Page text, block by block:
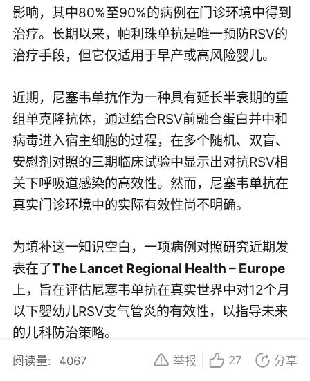
影响，其中80%至90%的病例在门诊环境中得到
治疗。长期以来，帕利珠单抗是唯一预防RSV的
治疗手段，但它仅适用于早产或高风险婴儿。
近期，尼塞韦单抗作为一种具有延长半衰期的重
组单克隆抗体，通过结合RSV前融合蛋白并中和
病毒进入宿主细胞的过程，在多个随机、双盲、
安慰剂对照的三期临床试验中显示出对抗RSV相
关下呼吸道感染的高效性。然而，尼塞韦单抗在
真实门诊环境中的实际有效性尚不明确。
为填补这一知识空白，一项病例对照研究近期发
表在了The Lancet Regional Health – Europe
上，旨在评估尼塞韦单抗在真实世界中对12个月
以下婴幼儿RSV支气管炎的有效性，以指导未来
的儿科防治策略。
阅读量: 4067 举报 27 分享